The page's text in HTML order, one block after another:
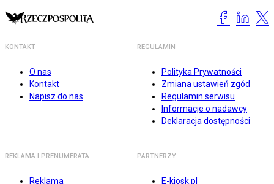
KONTAKT
O nas
Kontakt
Napisz do nas
REGULAMIN
Polityka Prywatności
Zmiana ustawień zgód
Regulamin serwisu
Informacje o nadawcy
Deklaracja dostępności
REKLAMA I PRENUMERATA
Reklama
PARTNERZY
E-kiosk.pl